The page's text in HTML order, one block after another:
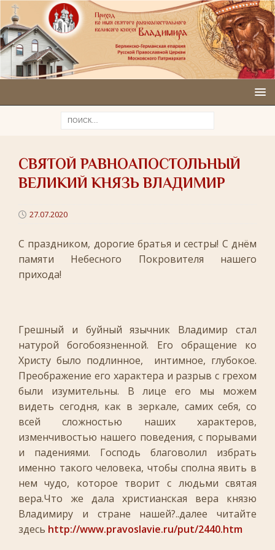
СВЯТОЙ РАВНОАПОСТОЛЬНЫЙ
ВЕЛИКИЙ КНЯЗЬ ВЛАДИМИР
27.07.2020
С праздником, дорогие братья и сестры! С днём
памяти Небесного Покровителя нашего
прихода!
Грешный и буйный язычник Владимир стал
натурой богобоязненной. Его обращение ко
Христу было подлинное, интимное, глубокое.
Преображение его характера и разрыв с грехом
были изумительны. В лице его мы можем
видеть сегодня, как в зеркале, самих себя, со
всей сложностью наших характеров,
изменчивостью нашего поведения, с порывами
и падениями. Господь благоволил избрать
именно такого человека, чтобы сполна явить в
нем чудо, которое творит с людьми святая
вера.Что же дала христианская вера князю
Владимиру и стране нашей?..далее читайте
здесь http://www.pravoslavie.ru/put/2440.htm